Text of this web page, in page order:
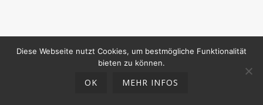
Diese Webseite nutzt Cookies, um bestmögliche Funktionalität
bieten zu können.
OK MEHR INFOS